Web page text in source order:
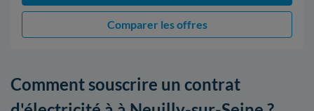
Comparer les offres
Comment souscrire un contrat